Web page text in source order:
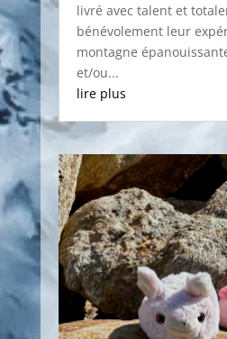
livré avec talent et
bénévolement leur
montagne
et/ou...
lire plus